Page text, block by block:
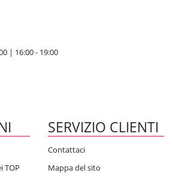
| 16:00 - 19:00
TOP
SERVIZIO CLIENTI
Contattaci
Mappa del sito